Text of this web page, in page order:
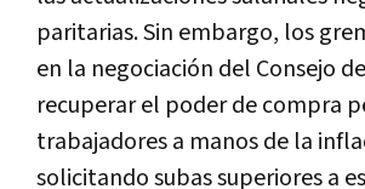
paritarias. Sin embargo, los
en la negociación del Consejo
recuperar el poder de compra
trabajadores a manos de la
solicitando subas superiores a